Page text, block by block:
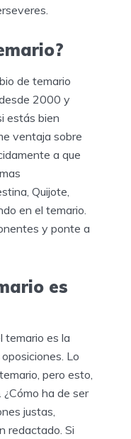
de temario
2000 y
estás bien
ventaja sobre
a que
Quijote,
en el temario.
y ponte a
es
temario es la
Lo
pero esto,
ha de ser
justas,
redactado. Si